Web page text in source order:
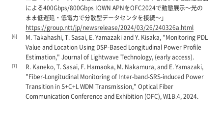
による400Gbps/800Gbps IOWN APNをOFC2024で動態展示～光の
まま低遅延・低電力で分散型データセンタを接続～」
https://group.ntt/jp/newsrelease/2024/03/26/240326a.html
[6]
M. Takahashi, T. Sasai, E. Yamazaki and Y. Kisaka, "Monitoring PDL
Value and Location Using DSP-Based Longitudinal Power Profile
Estimation," Journal of Lightwave Technology, (early access).
[7]
R. Kaneko, T. Sasai, F. Hamaoka, M. Nakamura, and E. Yamazaki,
"Fiber-Longitudinal Monitoring of Inter-band-SRS-induced Power
Transition in S+C+L WDM Transmission," Optical Fiber
Communication Conference and Exhibition (OFC), W1B.4, 2024.